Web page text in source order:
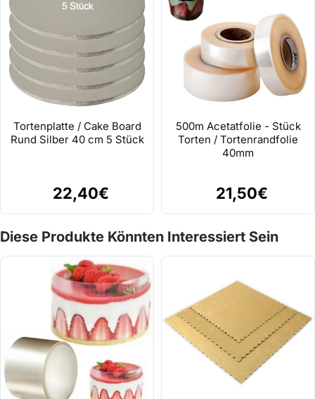
Tortenplatte / Cake Board
Rund Silber 40 cm 5 Stück
22,40€
500m Acetatfolie - Stück
Torten / Tortenrandfolie
40mm
21,50€
Diese Produkte Könnten Interessiert Sein